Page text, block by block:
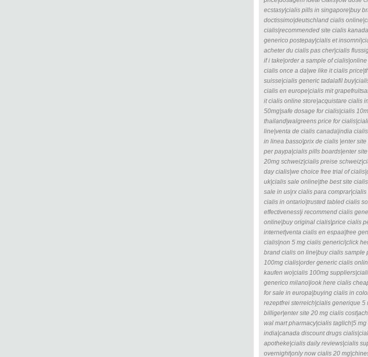
ecstasy|cialis pills in singapore|buy
doctissimo|deutschland cialis
cialis|recommended site cialis
generico postepay|cialis et
acheter du cialis pas cher|cialis
if i take|order a sample of
cialis once a da|we like it cialis
suisse|cialis generic tadalafil
cialis en europe|cialis mit
it cialis online store|acquistare cialis
50mg|safe dosage for cialis|cialis
thailand|walgreens price for
line|venta de cialis canada|india
in linea basso|prix de cialis |enter
per paypa|cialis pills boards|enter
20mg schweiz|cialis preise
day cialis|we choice free trial of
uk|cialis sale online|the best site
sale in us|rx cialis para
cialis in ontario|trusted tabled cialis
effectiveness|i recommend cialis
online|buy original cialis|price cialis
internet|venta cialis en espaa|free
cialis|non 5 mg cialis generici|click
brand cialis on line|buy cialis sample
100mg cialis|order generic cialis
kaufen wo|cialis 100mg
generico milano|look here cialis
for sale in europa|buying cialis in
rezeptfrei sterreich|cialis generique
billiger|enter site 20 mg cialis
wal mart pharmacy|cialis taglich|5
india|canada discount drugs
apotheke|cialis daily reviews|cialis
overnight|only now cialis 20